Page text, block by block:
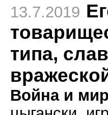
13.7.2019
типа,
Война и